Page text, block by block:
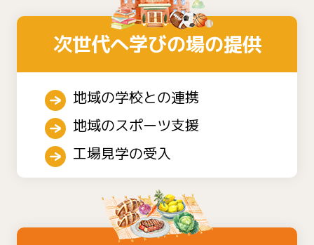
次世代へ学びの場の提供
地域の学校との連携
地域のスポーツ支援
工場見学の受入